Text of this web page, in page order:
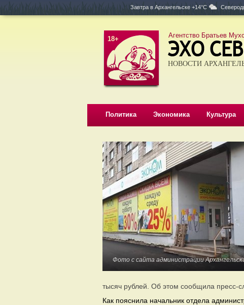
Завтра в Архангельске +14°C
18+ Агентство Братьев
НОВОСТИ
Политика Экономика Культура
Фото с сайта администрации
тысяч рублей. Об этом сообщила пресс-
Как пояснила начальник отдела